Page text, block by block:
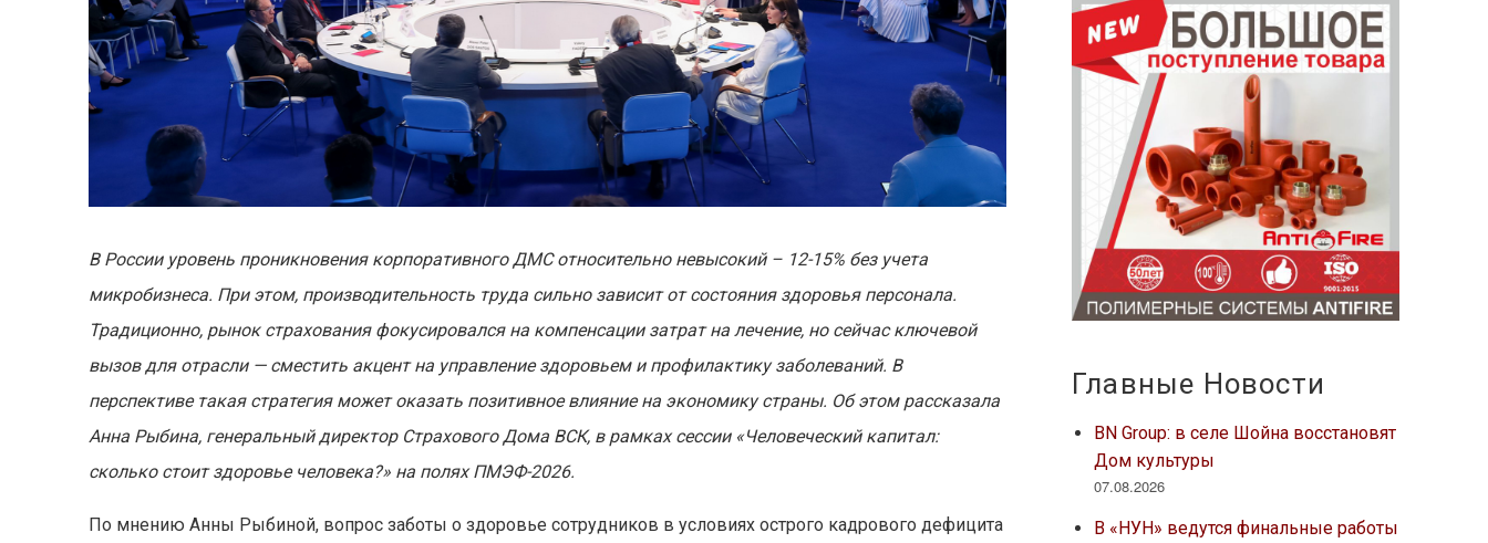
В России уровень проникновения корпоративного ДМС относительно невысокий – 12-15% без учета
микробизнеса. При этом, производительность труда сильно зависит от состояния здоровья персонала.
Традиционно, рынок страхования фокусировался на компенсации затрат на лечение, но сейчас ключевой
вызов для отрасли — сместить акцент на управление здоровьем и профилактику заболеваний. В
перспективе такая стратегия может оказать позитивное влияние на экономику страны. Об этом рассказала
Анна Рыбина, генеральный директор Страхового Дома ВСК, в рамках сессии «Человеческий капитал:
сколько стоит здоровье человека?» на полях ПМЭФ-2026.
По мнению Анны Рыбиной, вопрос заботы о здоровье сотрудников в условиях острого кадрового дефицита
Главные Новости
BN Group: в селе Шойна восстановят
Дом культуры
07.08.2026
В «НУН» ведутся финальные работы